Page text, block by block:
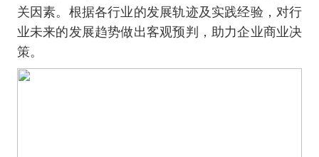
关因素。根据各行业的发展轨迹及实践经验，对行
业未来的发展趋势做出客观预判，助力企业商业决
策。